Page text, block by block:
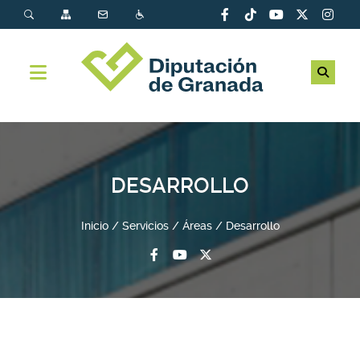
DESARROLLO
Inicio Servicios Áreas Desarrollo